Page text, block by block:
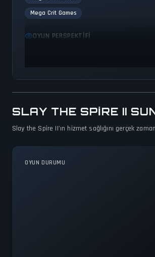
Mega Crit Games
OYUN PERSPEKTIFI
SLAY THE SPIRE II
Slay the Spire II'ın hizmet sağlığını gerçek
OYUN DURUMU